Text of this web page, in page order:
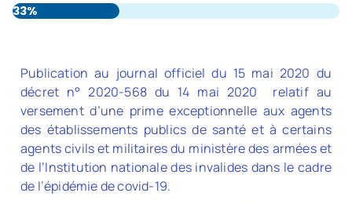
33%
Publication au journal officiel du 15 mai 2020 du
décret n° 2020-568 du 14 mai 2020 relatif au
versement d’une prime exceptionnelle aux agents
des établissements publics de santé et à certains
agents civils et militaires du ministère des armées et
de l’Institution nationale des invalides dans le cadre
de l’épidémie de covid-19.